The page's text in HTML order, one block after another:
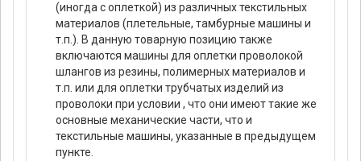
(иногда с оплеткой) из различных текстильных
материалов (плетельные, тамбурные машины и
т.п.). В данную товарную позицию также
включаются машины для оплетки проволокой
шлангов из резины, полимерных материалов и
т.п. или для оплетки трубчатых изделий из
проволоки при условии , что они имеют такие же
основные механические части, что и
текстильные машины, указанные в предыдущем
пункте.